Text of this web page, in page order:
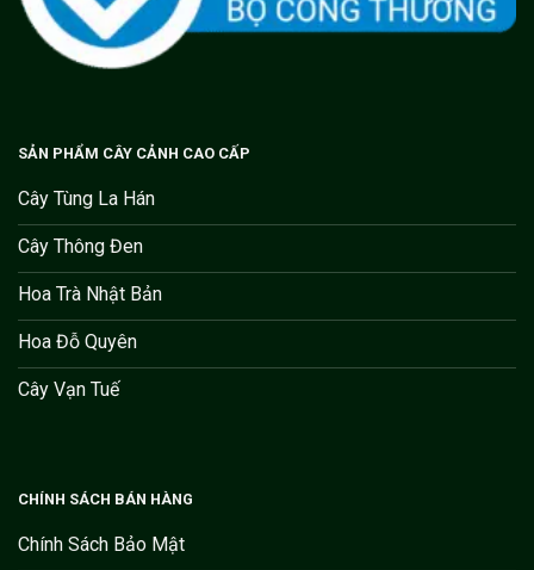
SẢN PHẨM CÂY CẢNH CAO CẤP
Cây Tùng La Hán
Cây Thông Đen
Hoa Trà Nhật Bản
Hoa Đỗ Quyên
Cây Vạn Tuế
CHÍNH SÁCH BÁN HÀNG
Chính Sách Bảo Mật